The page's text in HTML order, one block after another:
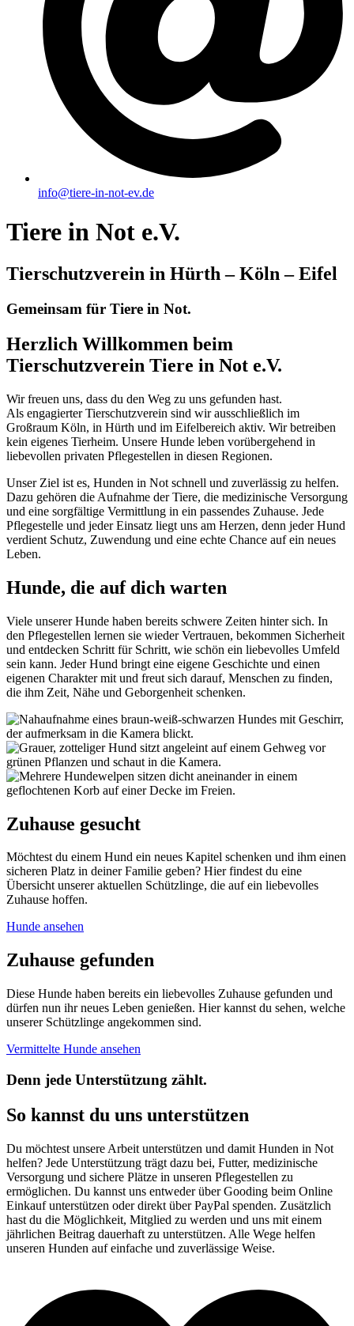
info@tiere-in-not-ev.de
Tiere in Not e.V.
Tierschutzverein in Hürth – Köln – Eifel
Gemeinsam für Tiere in Not.
Herzlich Willkommen beim
Tierschutzverein Tiere in Not e.V.
Wir freuen uns, dass du den Weg zu uns gefunden hast.
Als engagierter Tierschutzverein sind wir ausschließlich im
Großraum Köln, in Hürth und im Eifelbereich aktiv. Wir betreiben
kein eigenes Tierheim. Unsere Hunde leben vorübergehend in
liebevollen privaten Pflegestellen in diesen Regionen.
Unser Ziel ist es, Hunden in Not schnell und zuverlässig zu helfen.
Dazu gehören die Aufnahme der Tiere, die medizinische Versorgung
und eine sorgfältige Vermittlung in ein passendes Zuhause. Jede
Pflegestelle und jeder Einsatz liegt uns am Herzen, denn jeder Hund
verdient Schutz, Zuwendung und eine echte Chance auf ein neues
Leben.
Hunde, die auf dich warten
Viele unserer Hunde haben bereits schwere Zeiten hinter sich. In
den Pflegestellen lernen sie wieder Vertrauen, bekommen Sicherheit
und entdecken Schritt für Schritt, wie schön ein liebevolles Umfeld
sein kann. Jeder Hund bringt eine eigene Geschichte und einen
eigenen Charakter mit und freut sich darauf, Menschen zu finden,
die ihm Zeit, Nähe und Geborgenheit schenken.
Zuhause gesucht
Möchtest du einem Hund ein neues Kapitel schenken und ihm einen
sicheren Platz in deiner Familie geben? Hier findest du eine
Übersicht unserer aktuellen Schützlinge, die auf ein liebevolles
Zuhause hoffen.
Hunde ansehen
Zuhause gefunden
Diese Hunde haben bereits ein liebevolles Zuhause gefunden und
dürfen nun ihr neues Leben genießen. Hier kannst du sehen, welche
unserer Schützlinge angekommen sind.
Vermittelte Hunde ansehen
Denn jede Unterstützung zählt.
So kannst du uns unterstützen
Du möchtest unsere Arbeit unterstützen und damit Hunden in Not
helfen? Jede Unterstützung trägt dazu bei, Futter, medizinische
Versorgung und sichere Plätze in unseren Pflegestellen zu
ermöglichen. Du kannst uns entweder über Gooding beim Online
Einkauf unterstützen oder direkt über PayPal spenden. Zusätzlich
hast du die Möglichkeit, Mitglied zu werden und uns mit einem
jährlichen Beitrag dauerhaft zu unterstützen. Alle Wege helfen
unseren Hunden auf einfache und zuverlässige Weise.